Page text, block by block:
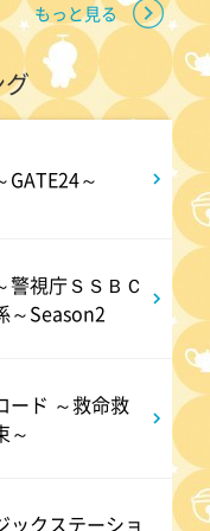
ん! 天山広吉
もっと見る
GATE24～
警視庁ＳＳＢＣ
～Season2
ード ～救命救
～
ックステーショ